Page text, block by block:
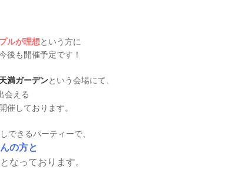
ルが理想という方に
後も開催予定です！
満ガーデンという会場にて、
会える
催しております。
できるパーティーで、
の方と
となっております。